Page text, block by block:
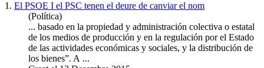
1. El PSOE I el PSC tenen el deure de canviar el nom
(Política)
... basado en la propiedad y administración colectiva o estatal
de los medios de producción y en la regulación por el Estado
de las actividades económicas y sociales, y la distribución de
los bienes”. A ...